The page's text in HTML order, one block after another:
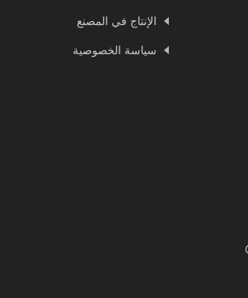
الإنتاج في المصنع
سياسة الخصوصية